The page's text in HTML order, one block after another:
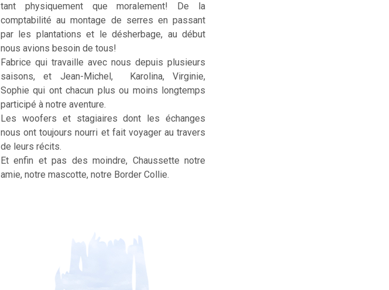
tant physiquement que moralement! De la
comptabilité au montage de serres en passant
par les plantations et le désherbage, au début
nous avions besoin de tous!
Fabrice qui travaille avec nous depuis plusieurs
saisons, et Jean-Michel, Karolina, Virginie,
Sophie qui ont chacun plus ou moins longtemps
participé à notre aventure.
Les woofers et stagiaires dont les échanges
nous ont toujours nourri et fait voyager au travers
de leurs récits.
Et enfin et pas des moindre, Chaussette notre
amie, notre mascotte, notre Border Collie.